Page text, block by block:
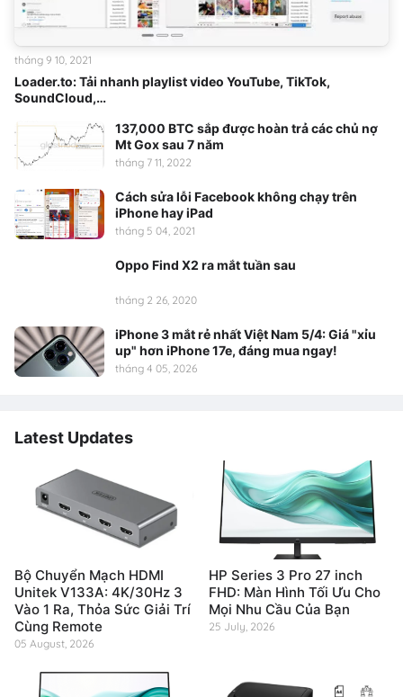
Loader.to: Tải nhanh playlist video YouTube, TikTok,
SoundCloud,…
tháng 9 10, 2021
137,000 BTC sắp được hoàn trả các chủ nợ
Mt Gox sau 7 năm
tháng 7 11, 2022
Cách sửa lỗi Facebook không chạy trên
iPhone hay iPad
tháng 5 04, 2021
Oppo Find X2 ra mắt tuần sau
tháng 2 26, 2020
iPhone 3 mắt rẻ nhất Việt Nam 5/4: Giá "xỉu
up" hơn iPhone 17e, đáng mua ngay!
tháng 4 05, 2026
Latest Updates
Bộ Chuyển Mạch HDMI
Unitek V133A: 4K/30Hz 3
Vào 1 Ra, Thỏa Sức Giải Trí
Cùng Remote
05 August, 2026
HP Series 3 Pro 27 inch
FHD: Màn Hình Tối Ưu Cho
Mọi Nhu Cầu Của Bạn
25 July, 2026